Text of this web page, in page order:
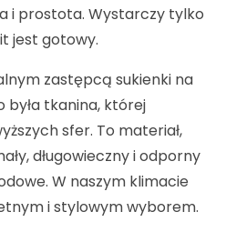
i prostota. Wystarczy tylko
jest gotowy.
zastępcą sukienki na
była tkanina, której
sfer. To materiał,
długowieczny i odporny
W naszym klimacie
i stylowym wyborem.